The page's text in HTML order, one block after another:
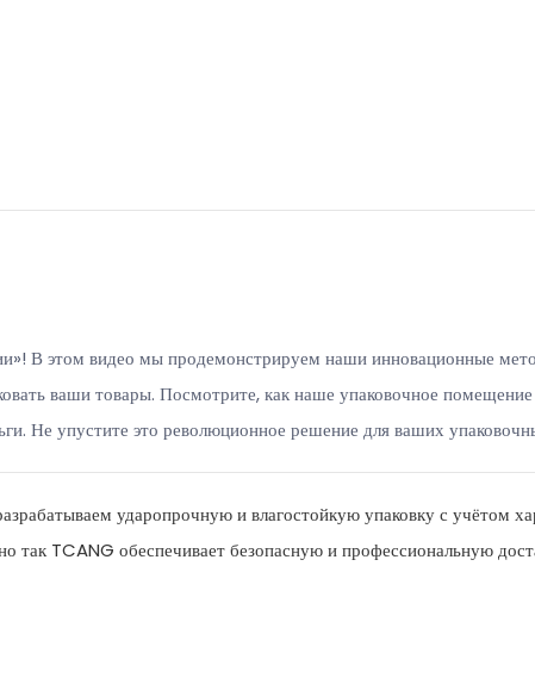
В этом видео мы продемонстрируем наши инновационные
ваши товары. Посмотрите, как наше упаковочное
Не упустите это революционное решение для ваших
ударопрочную и влагостойкую упаковку с учётом
так TCANG обеспечивает безопасную и профессиональную